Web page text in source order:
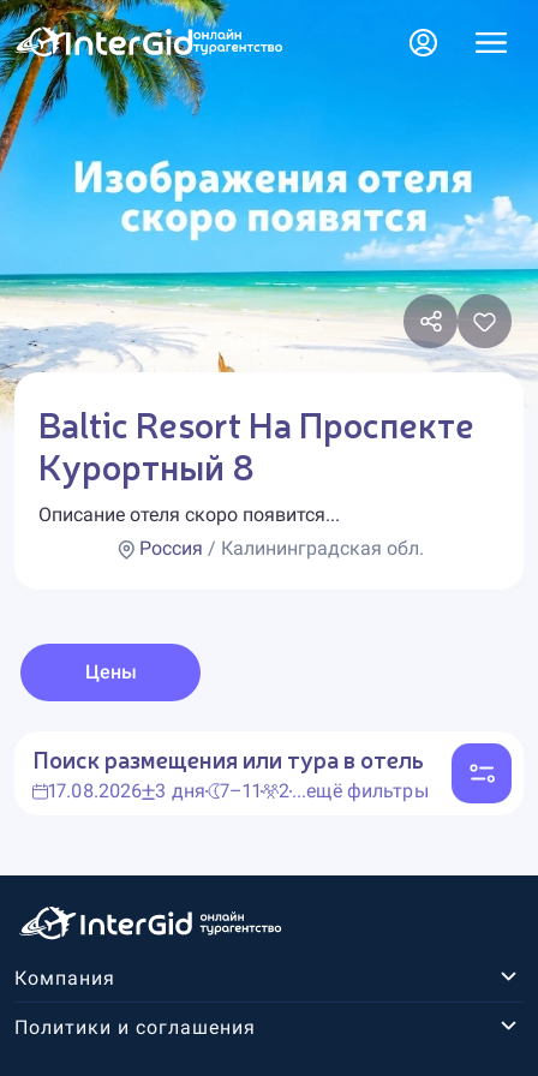
Baltic Resort На Проспекте
Курортный 8
Описание отеля скоро появится...
Россия / Калининградская обл.
Цены
Поиск размещения или тура в отель
17.08.2026 3 дня 7–11 2...ещё фильтры
Компания
Политики и соглашения